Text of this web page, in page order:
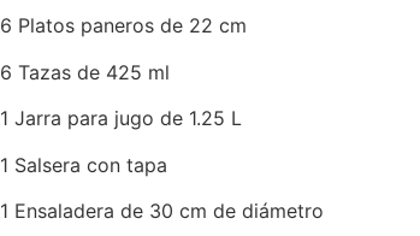
6 Platos paneros de 22 cm
6 Tazas de 425 ml
1 Jarra para jugo de 1.25 L
1 Salsera con tapa
1 Ensaladera de 30 cm de diámetro